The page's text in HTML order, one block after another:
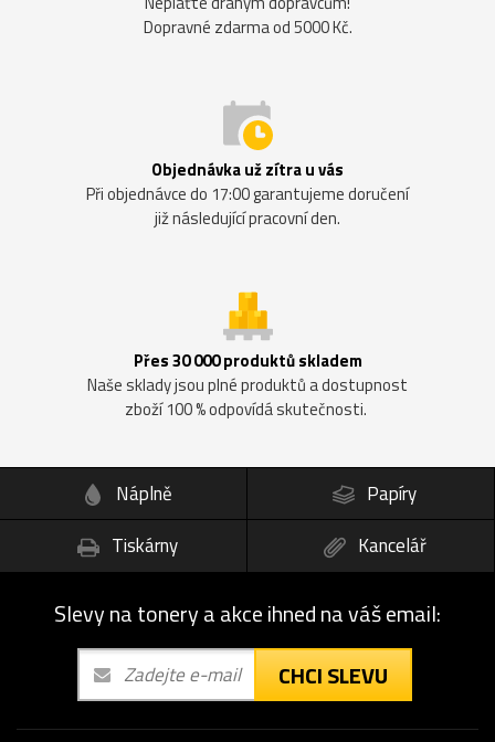
Dopravné zdarma od 5000 Kč.
Objednávka už zítra u vás
Při objednávce do 17:00 garantujeme doručení
již následující pracovní den.
Přes 30 000 produktů skladem
Naše sklady jsou plné produktů a dostupnost
zboží 100 % odpovídá skutečnosti.
Náplně
Papíry
Tiskárny
Kancelář
Slevy na tonery a akce ihned na váš email:
CHCI SLEVU